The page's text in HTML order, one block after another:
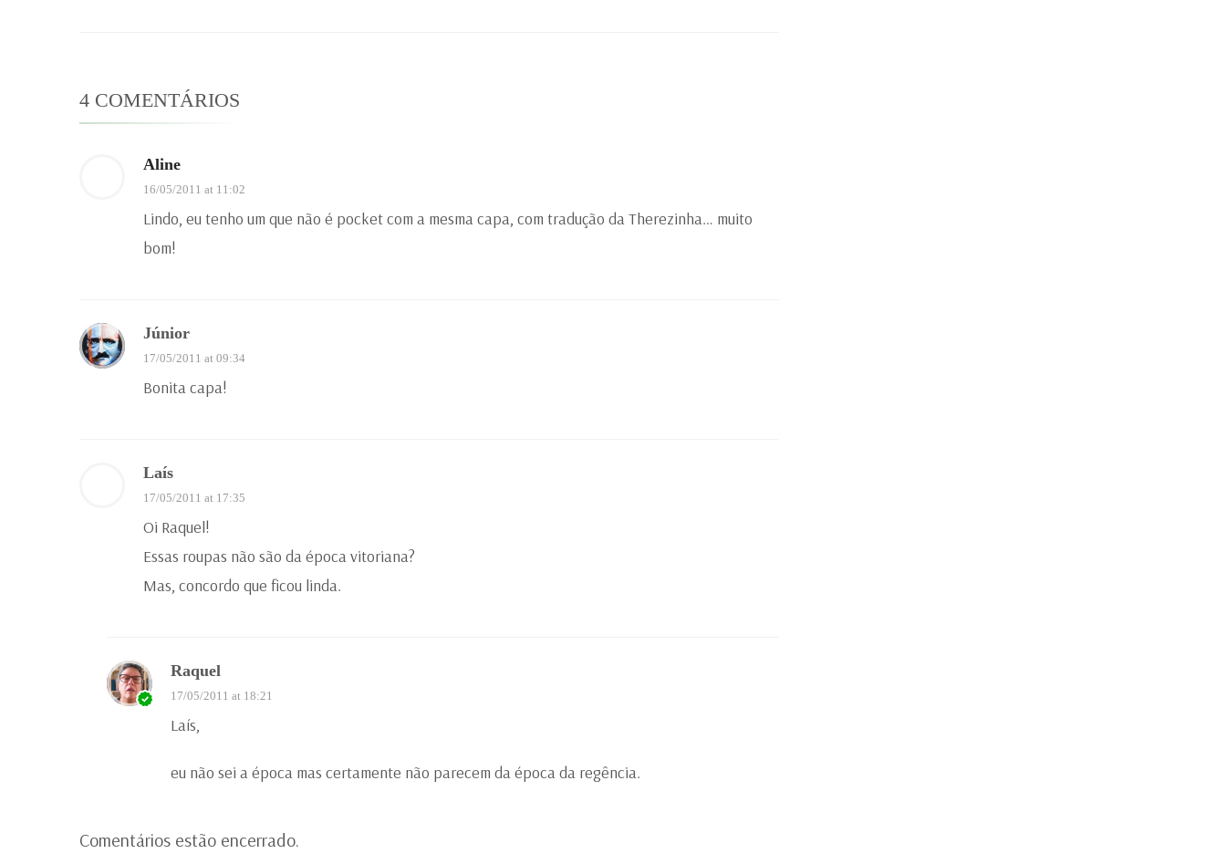
4 COMENTÁRIOS
Aline
16/05/2011 at 11:02
Lindo, eu tenho um que não é pocket com a mesma capa, com tradução da Therezinha… muito
bom!
Júnior
17/05/2011 at 09:34
Bonita capa!
Laís
17/05/2011 at 17:35
Oi Raquel!
Essas roupas não são da época vitoriana?
Mas, concordo que ficou linda.
Raquel
17/05/2011 at 18:21
Laís,
eu não sei a época mas certamente não parecem da época da regência.
Comentários estão encerrado.